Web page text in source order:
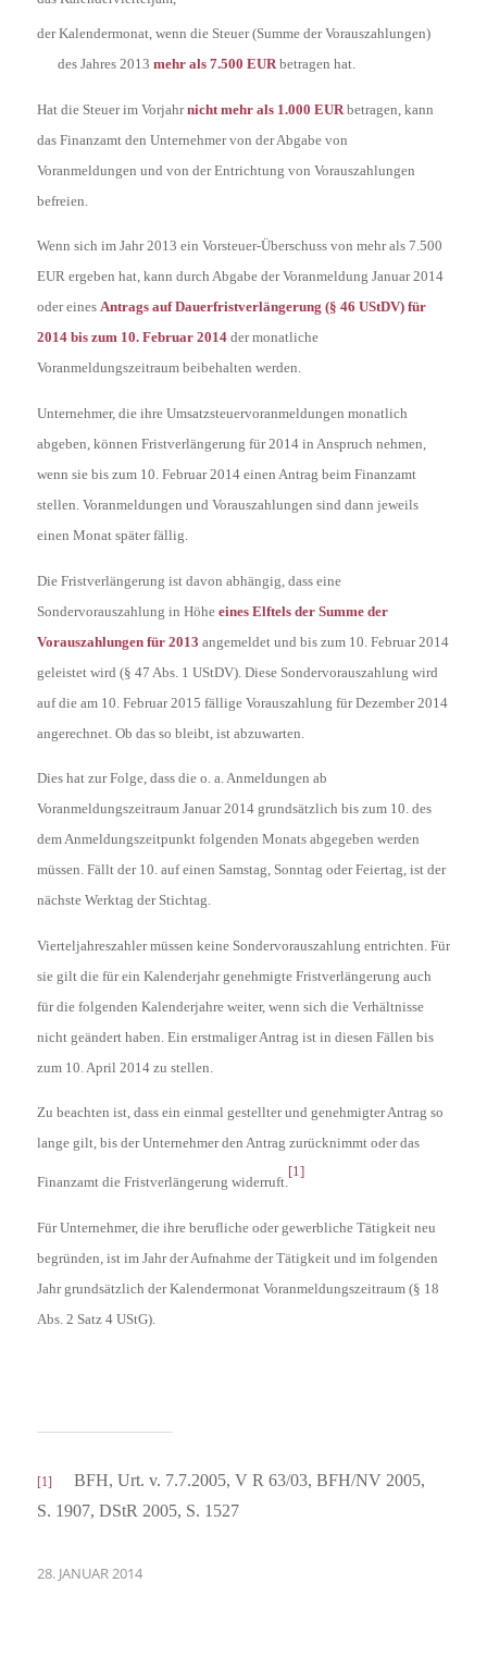
der Kalendermonat, wenn die Steuer (Summe der Vorauszahlungen)
des Jahres 2013 mehr als 7.500 EURbetragen hat.
Hat die Steuer im Vorjahrnicht mehr als 1.000 EUR betragen, kann
das Finanzamt den Unternehmer von der Abgabe von
Voranmeldungen und von der Entrichtung von Vorauszahlungen
befreien.
Wenn sich im Jahr 2013 ein Vorsteuer-Überschuss von mehr als 7.500
EUR ergeben hat, kann durch Abgabe der Voranmeldung Januar 2014
oder eines Antrags auf Dauerfristverlängerung (§ 46 UStDV) für
2014 bis zum 10. Februar 2014der monatliche
Voranmeldungszeitraum beibehalten werden.
Unternehmer, die ihre Umsatzsteuervoranmeldungen monatlich
abgeben, können Fristverlängerung für 2014 in Anspruch nehmen,
wenn sie bis zum 10. Februar 2014 einen Antrag beim Finanzamt
stellen. Voranmeldungen und Vorauszahlungen sind dann jeweils
einen Monat später fällig.
Die Fristverlängerung ist davon abhängig, dass eine
Sondervorauszahlung in Höhe eines Elftels der Summe der
Vorauszahlungen für 2013 angemeldet und bis zum 10. Februar 2014
geleistet wird (§ 47 Abs. 1 UStDV). Diese Sondervorauszahlung wird
auf die am 10. Februar 2015 fällige Vorauszahlung für Dezember 2014
angerechnet. Ob das so bleibt, ist abzuwarten.
Dies hat zur Folge, dass die o. a. Anmeldungen ab
Voranmeldungszeitraum Januar 2014 grundsätzlich bis zum 10. des
dem Anmeldungszeitpunkt folgenden Monats abgegeben werden
müssen. Fällt der 10. auf einen Samstag, Sonntag oder Feiertag, ist der
nächste Werktag der Stichtag.
Vierteljahreszahler müssen keine Sondervorauszahlung entrichten. Für
sie gilt die für ein Kalenderjahr genehmigte Fristverlängerung auch
für die folgenden Kalenderjahre weiter, wenn sich die Verhältnisse
nicht geändert haben. Ein erstmaliger Antrag ist in diesen Fällen bis
zum 10. April 2014 zu stellen.
Zu beachten ist, dass ein einmal gestellter und genehmigter Antrag so
lange gilt, bis der Unternehmer den Antrag zurücknimmt oder das
Finanzamt die Fristverlängerung widerruft.
[1]
Für Unternehmer, die ihre berufliche oder gewerbliche Tätigkeit neu
begründen, ist im Jahr der Aufnahme der Tätigkeit und im folgenden
Jahr grundsätzlich der Kalendermonat Voranmeldungszeitraum (§ 18
Abs. 2 Satz 4 UStG).
[1]
BFH, Urt. v. 7.7.2005, V R 63/03, BFH/NV 2005,
S. 1907, DStR 2005, S. 1527
28. JANUAR 2014